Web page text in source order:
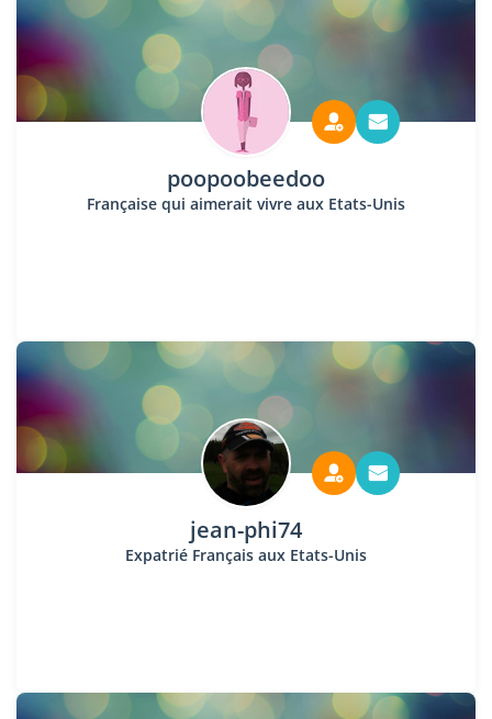
poopoobeedoo
Française qui aimerait vivre aux Etats-Unis
jean-phi74
Expatrié Français aux Etats-Unis